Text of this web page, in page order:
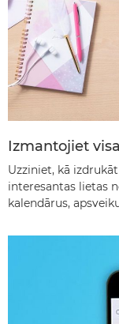
Izmantojiet
Uzziniet, kā
interesantas lietas
kalendārus,